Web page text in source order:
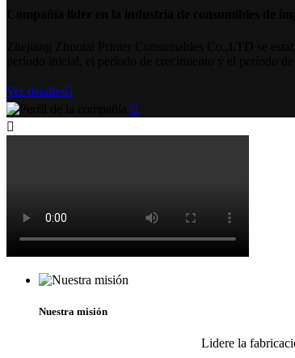
Ver detalles


Nuestra misión
Lidere la